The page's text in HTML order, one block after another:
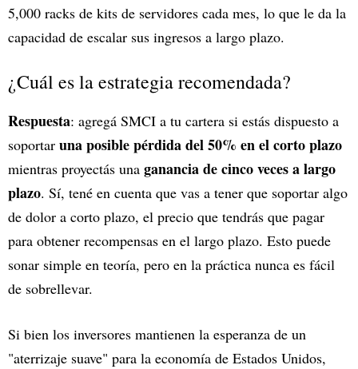
5,000 racks de kits de servidores cada mes, lo que le da la
capacidad de escalar sus ingresos a largo plazo.
¿Cuál es la estrategia recomendada?
Respuesta: agregá SMCI a tu cartera si estás dispuesto a
soportar una posible pérdida del 50% en el corto plazo
mientras proyectás una ganancia de cinco veces a largo
plazo. Sí, tené en cuenta que vas a tener que soportar algo
de dolor a corto plazo, el precio que tendrás que pagar
para obtener recompensas en el largo plazo. Esto puede
sonar simple en teoría, pero en la práctica nunca es fácil
de sobrellevar.
Si bien los inversores mantienen la esperanza de un
"aterrizaje suave" para la economía de Estados Unidos,